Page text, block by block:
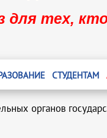
для тех,
СТУДЕНТАМ
органов